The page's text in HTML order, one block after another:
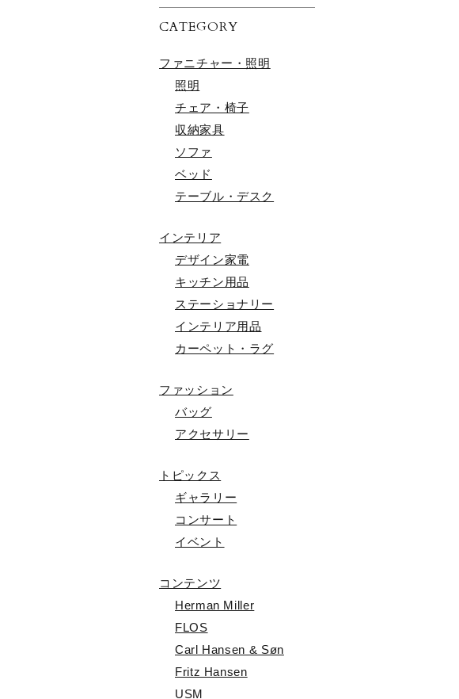
CATEGORY
ファニチャー・照明
照明
チェア・椅子
収納家具
ソファ
ベッド
テーブル・デスク
インテリア
デザイン家電
キッチン用品
ステーショナリー
インテリア用品
カーペット・ラグ
ファッション
バッグ
アクセサリー
トピックス
ギャラリー
コンサート
イベント
コンテンツ
Herman Miller
FLOS
Carl Hansen & Søn
Fritz Hansen
USM